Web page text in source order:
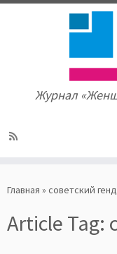
to
Журнал
Главная » советский
Article Tag: